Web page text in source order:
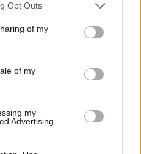
Opt Outs
of my
of my
my
Advertising.
egyre népszerűbbek
magyar